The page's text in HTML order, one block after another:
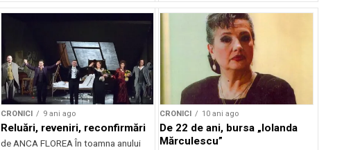
CRONICI 9 ani ago
Reluări, reveniri, reconfirmări
de ANCA FLOREA În toamna anului
CRONICI 10 ani ago
De 22 de ani, bursa „Iolanda
Mărculescu”